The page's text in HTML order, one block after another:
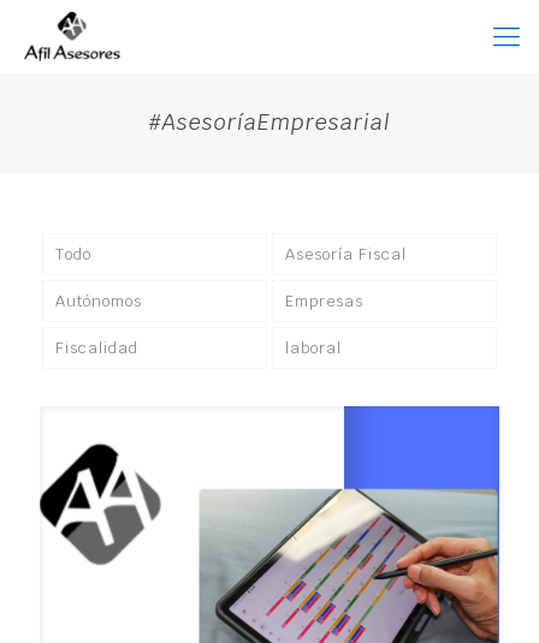
#AsesoríaEmpresarial
Todo Asesoría Fiscal
Autónomos Empresas
Fiscalidad laboral